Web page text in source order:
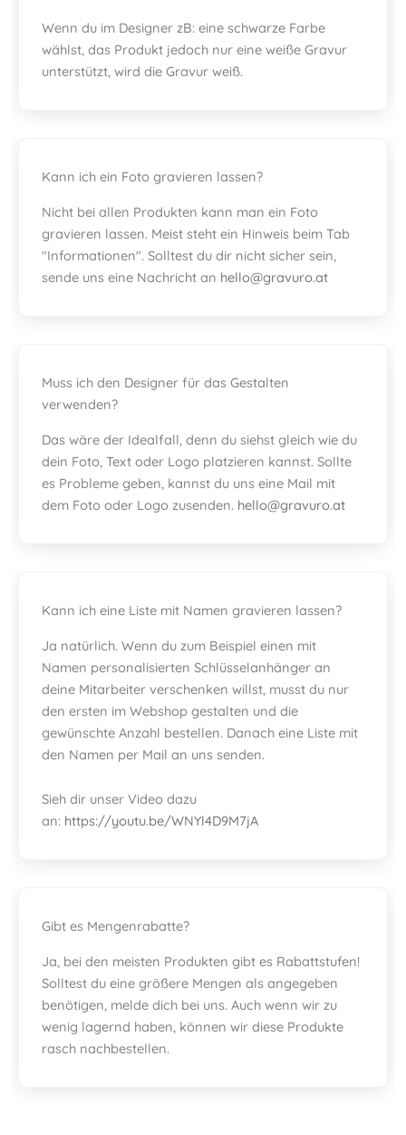
Wenn du im Designer zB: eine schwarze Farbe
wählst, das Produkt jedoch nur eine weiße Gravur
unterstützt, wird die Gravur weiß.
Kann ich ein Foto gravieren lassen?
Nicht bei allen Produkten kann man ein Foto
gravieren lassen. Meist steht ein Hinweis beim Tab
"Informationen". Solltest du dir nicht sicher sein,
sende uns eine Nachricht an hello@gravuro.at
Muss ich den Designer für das Gestalten
verwenden?
Das wäre der Idealfall, denn du siehst gleich wie du
dein Foto, Text oder Logo platzieren kannst. Sollte
es Probleme geben, kannst du uns eine Mail mit
dem Foto oder Logo zusenden. hello@gravuro.at
Kann ich eine Liste mit Namen gravieren lassen?
Ja natürlich. Wenn du zum Beispiel einen mit
Namen personalisierten Schlüsselanhänger an
deine Mitarbeiter verschenken willst, musst du nur
den ersten im Webshop gestalten und die
gewünschte Anzahl bestellen. Danach eine Liste mit
den Namen per Mail an uns senden.
Sieh dir unser Video dazu
an: https://youtu.be/WNYl4D9M7jA
Gibt es Mengenrabatte?
Ja, bei den meisten Produkten gibt es Rabattstufen!
Solltest du eine größere Mengen als angegeben
benötigen, melde dich bei uns. Auch wenn wir zu
wenig lagernd haben, können wir diese Produkte
rasch nachbestellen.